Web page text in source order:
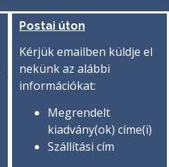
Postai úton
Kérjük emailben küldje el
nekünk az alábbi
információkat:
Megrendelt
kiadvány(ok) címe(i)
Szállítási cím